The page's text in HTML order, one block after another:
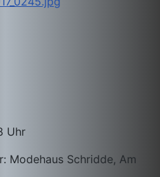
Uhr
Modehaus Schridde, Am